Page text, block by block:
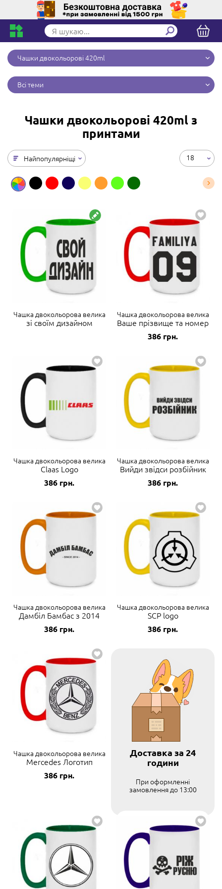
Чашки двокольорові 420ml
Всі теми
Чашки двокольорові 420ml з
принтами
Найпопулярніщі 18
Чашка двокольорова велика
зі своїм дизайном
Чашка двокольорова велика
Ваше прізвище та номер
386 грн.
Чашка двокольорова велика
Claas Logo
386 грн.
Чашка двокольорова велика
Вийди звідси розбійник
386 грн.
Чашка двокольорова велика
Дамбіл Бамбас з 2014
386 грн.
Чашка двокольорова велика
SCP logo
386 грн.
Чашка двокольорова велика
Mercedes Логотип
386 грн.
Доставка за 24
години
При оформленні
замовлення до 13:00